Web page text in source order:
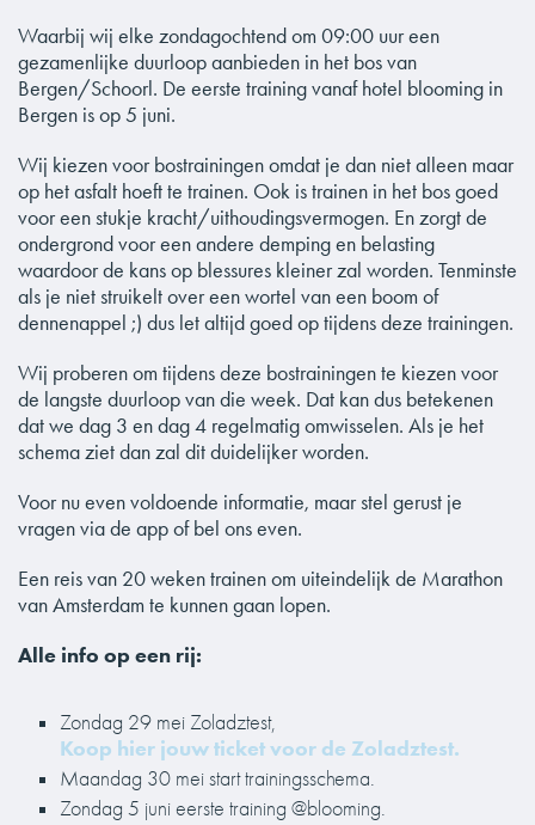
Waarbij wij elke zondagochtend om 09:00 uur een
gezamenlijke duurloop aanbieden in het bos van
Bergen/Schoorl. De eerste training vanaf hotel blooming in
Bergen is op 5 juni.
Wij kiezen voor bostrainingen omdat je dan niet alleen maar
op het asfalt hoeft te trainen. Ook is trainen in het bos goed
voor een stukje kracht/uithoudingsvermogen. En zorgt de
ondergrond voor een andere demping en belasting
waardoor de kans op blessures kleiner zal worden. Tenminste
als je niet struikelt over een wortel van een boom of
dennenappel ;) dus let altijd goed op tijdens deze trainingen.
Wij proberen om tijdens deze bostrainingen te kiezen voor
de langste duurloop van die week. Dat kan dus betekenen
dat we dag 3 en dag 4 regelmatig omwisselen. Als je het
schema ziet dan zal dit duidelijker worden.
Voor nu even voldoende informatie, maar stel gerust je
vragen via de app of bel ons even.
Een reis van 20 weken trainen om uiteindelijk de Marathon
van Amsterdam te kunnen gaan lopen.
Alle info op een rij:
Zondag 29 mei Zoladztest,
Koop hier jouw ticket voor de Zoladztest.
Maandag 30 mei start trainingsschema.
Zondag 5 juni eerste training @blooming.